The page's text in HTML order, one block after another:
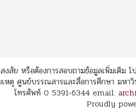
งสัย หรือต้องการสอบถามข้อมูลเพิ่มเติม โ
หตุ ศูนย์บรรณสารและสื่อการศึกษา มหา
โทรศัพท์ 0 5391-6344 email:
Proudly